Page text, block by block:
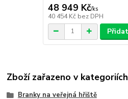
48 949 Kč/ks
40 454 Kč bez DPH
Zboží zařazeno v kategoriích
Branky na veřejná hřiště